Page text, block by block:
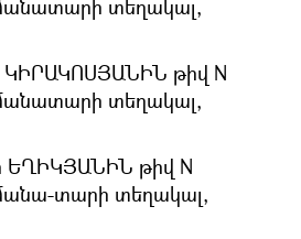
տեղակալ,
ԿԻՐԱԿՈՍՅԱՆԻՆ թիվ N
տեղակալ,
ԵՂԻԿՅԱՆԻՆ թիվ N
տարի տեղակալ,